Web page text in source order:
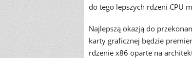
do tego lepszych rdzeni CPU
Najlepszą okazją do
karty graficznej będzie
rdzenie x86 oparte na